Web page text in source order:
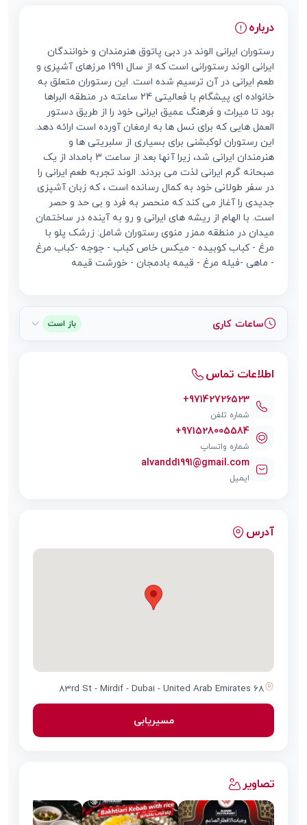
درباره
رستوران ایرانی الوند در دبی پاتوق هنرمندان و خوانندگان
ایرانی الوند رستورانی است که از سال 1991 مرزهای آشپزی و
طعم ایرانی در آن ترسیم شده است. این رستوران متعلق به
خانواده ای پیشگام با فعالیتی 24 ساعته در منطقه البراها
بود تا میراث و فرهنگ عمیق ایرانی خود را از طریق دستور
العمل هایی که برای نسل ها به ارمغان آورده است ارائه دهد.
این رستوران لوکبشنی برای بسیاری از سلبریتی ها و
هنرمندان ایرانی شد، زیرا آنها بعد از ساعت 3 بامداد از یک
صبحانه گرم ایرانی لذت می بردند. الوند تجربه طعم ایرانی را
در سفر طولانی خود به کمال رسانده است ، که زبان آشپزی
جدیدی را آغاز می کند که منحصر به فرد و بی حد و حصر
است. با الهام از ریشه های ایرانی و رو به آینده در ساختمان
میدان در منطقه ممزر منوی رستوران شامل: زرشک پلو با
مرغ - کباب کوبیده - میکس خاص کباب - جوجه -کباب مرغ
- ماهی -فیله مرغ - قیمه بادمجان - خورشت قیمه
ساعات کاری باز است
اطلاعات تماس
+97142726523
شماره تلفن
+971528005584
شماره واتساپ
alvandd1991@gmail.com
ایمیل
آدرس
68 83rd St - Mirdif - Dubai - United Arab Emirates
مسیریابی
تصاویر